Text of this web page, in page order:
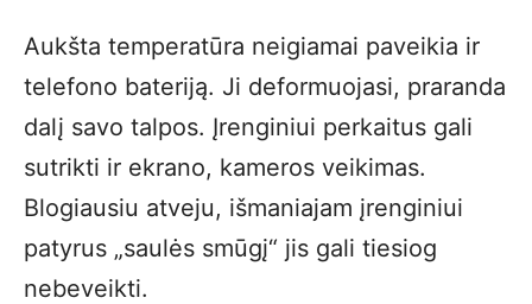
Aukšta temperatūra neigiamai paveikia ir
telefono bateriją. Ji deformuojasi, praranda
dalį savo talpos. Įrenginiui perkaitus gali
sutrikti ir ekrano, kameros veikimas.
Blogiausiu atveju, išmaniajam įrenginiui
patyrus „saulės smūgį“ jis gali tiesiog
nebeveikti.